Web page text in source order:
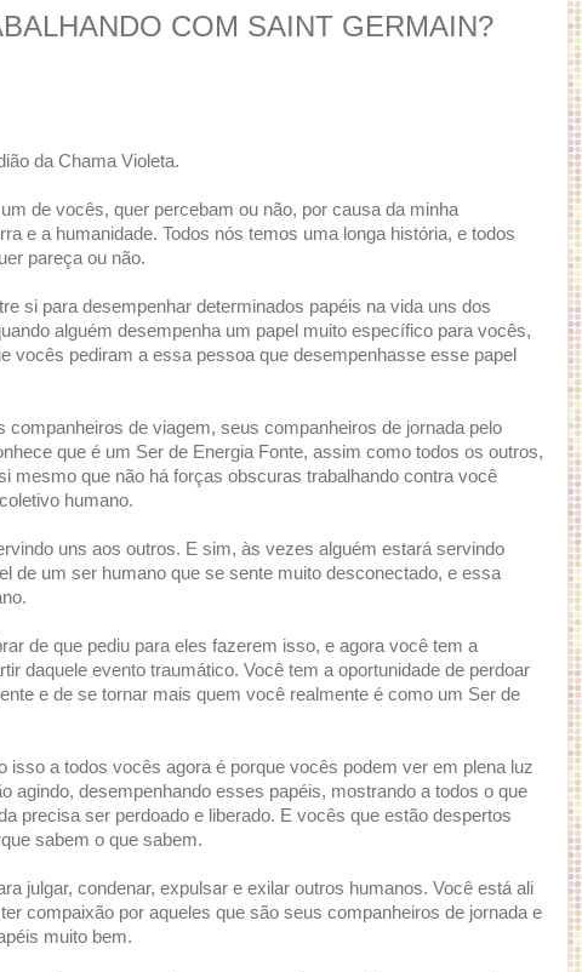
COM SAINT GERMAIN?
da Chama Violeta.
de vocês, quer percebam ou não, por causa da minha
e a humanidade. Todos nós temos uma longa história, e todos
pareça ou não.
si para desempenhar determinados papéis na vida uns dos
alguém desempenha um papel muito específico para vocês,
vocês pediram a essa pessoa que desempenhasse esse papel
companheiros de viagem, seus companheiros de jornada pelo
que é um Ser de Energia Fonte, assim como todos os outros,
mesmo que não há forças obscuras trabalhando contra você
humano.
uns aos outros. E sim, às vezes alguém estará servindo
de um ser humano que se sente muito desconectado, e essa
de que pediu para eles fazerem isso, e agora você tem a
daquele evento traumático. Você tem a oportunidade de perdoar
e de se tornar mais quem você realmente é como um Ser de
isso a todos vocês agora é porque vocês podem ver em plena luz
agindo, desempenhando esses papéis, mostrando a todos o que
precisa ser perdoado e liberado. E vocês que estão despertos
sabem o que sabem.
julgar, condenar, expulsar e exilar outros humanos. Você está ali
compaixão por aqueles que são seus companheiros de jornada e
muito bem.